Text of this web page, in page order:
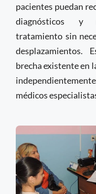
pacientes puedan
diagnósticos y
tratamiento sin
desplazamientos.
brecha existente en
médicos